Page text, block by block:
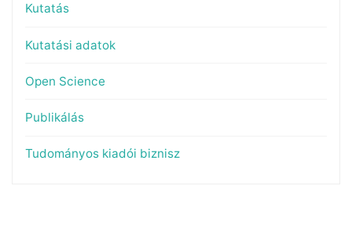
Kutatás
Kutatási adatok
Open Science
Publikálás
Tudományos kiadói biznisz